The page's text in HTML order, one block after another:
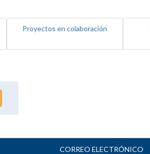
Proyectos en colaboración
CORREO ELECTRÓNICO